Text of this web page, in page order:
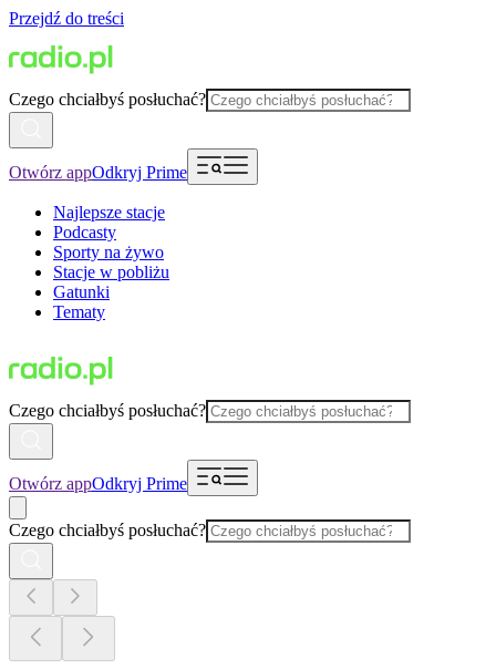
Przejdź do treści
Czego chciałbyś posłuchać?
Otwórz appOdkryj Prime
Najlepsze stacje
Podcasty
Sporty na żywo
Stacje w pobliżu
Gatunki
Tematy
Czego chciałbyś posłuchać?
Otwórz appOdkryj Prime
Czego chciałbyś posłuchać?